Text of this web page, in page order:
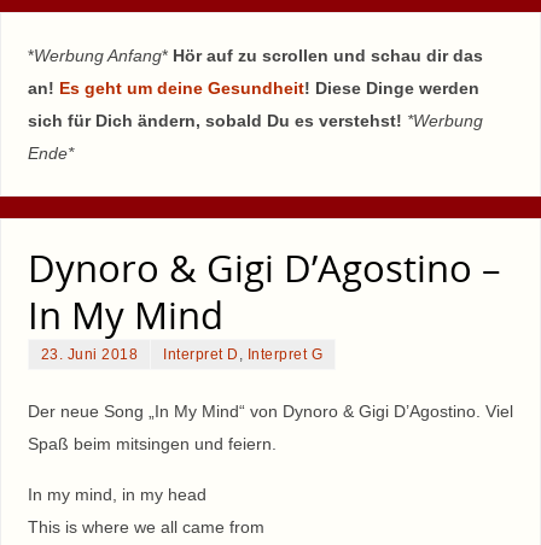
*Werbung Anfang* Hör auf zu scrollen und schau dir das
an! Es geht um deine Gesundheit! Diese Dinge werden
sich für Dich ändern, sobald Du es verstehst! *Werbung
Ende*
Dynoro & Gigi D’Agostino –
In My Mind
23. Juni 2018 Interpret D , Interpret G
Der neue Song „In My Mind“ von Dynoro & Gigi D’Agostino. Viel
Spaß beim mitsingen und feiern.
In my mind, in my head
This is where we all came from